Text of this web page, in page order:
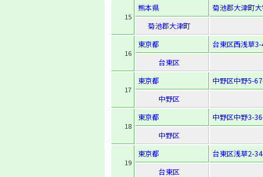
15
熊本県
菊池郡大津町
菊池郡大津町
16
東京都
台東区西浅草
台東区
17
東京都
中野区中野5-
中野区
18
東京都
中野区中野3-
中野区
19
東京都
台東区浅草2-
台東区